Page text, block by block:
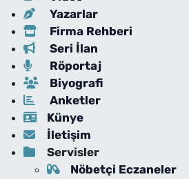
Yazarlar
Firma Rehberi
Seri İlan
Röportaj
Biyografi
Anketler
Künye
İletişim
Servisler
Nöbetçi Eczaneler